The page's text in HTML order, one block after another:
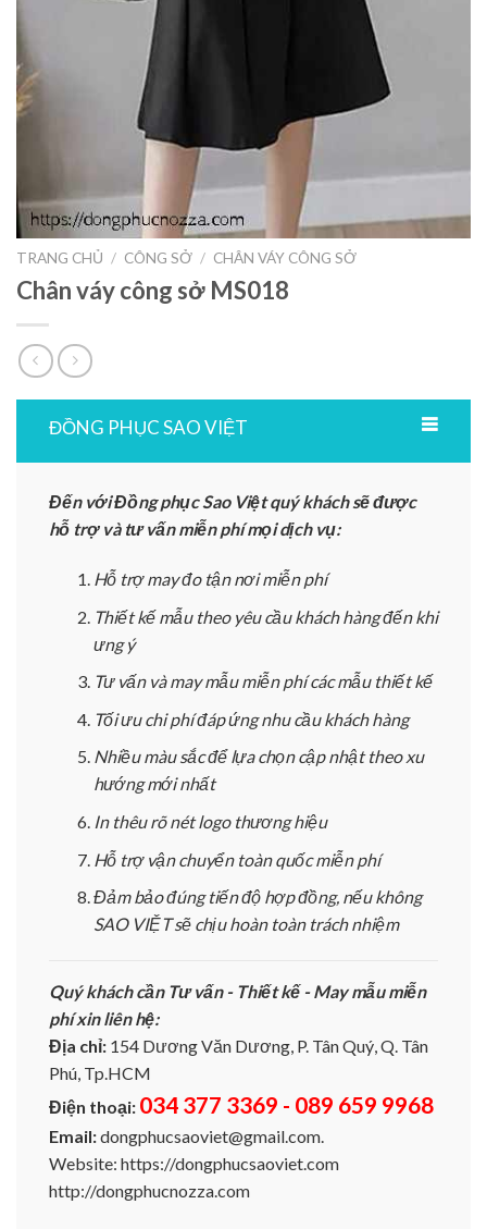
TRANG CHỦ / CÔNG SỞ / CHÂN VÁY CÔNG SỞ
Chân váy công sở MS018
ĐỒNG PHỤC SAO VIỆT
Đến với Đồng phục Sao Việt quý khách sẽ được
hỗ trợ và tư vấn miễn phí mọi dịch vụ:
Hỗ trợ may đo tận nơi miễn phí
Thiết kế mẫu theo yêu cầu khách hàng đến khi
ưng ý
Tư vấn và may mẫu miễn phí các mẫu thiết kế
Tối ưu chi phí đáp ứng nhu cầu khách hàng
Nhiều màu sắc để lựa chọn cập nhật theo xu
hướng mới nhất
In thêu rõ nét logo thương hiệu
Hỗ trợ vận chuyển toàn quốc miễn phí
Đảm bảo đúng tiến độ hợp đồng, nếu không
SAO VIỆT sẽ chịu hoàn toàn trách nhiệm
Quý khách cần Tư vấn - Thiết kế - May mẫu miễn
phí xin liên hệ:
Địa chỉ: 154 Dương Văn Dương, P. Tân Quý, Q. Tân
Phú, Tp.HCM
Điện thoại: 034 377 3369 - 089 659 9968
Email:dongphucsaoviet@gmail.com.
Website: https://dongphucsaoviet.com
http://dongphucnozza.com